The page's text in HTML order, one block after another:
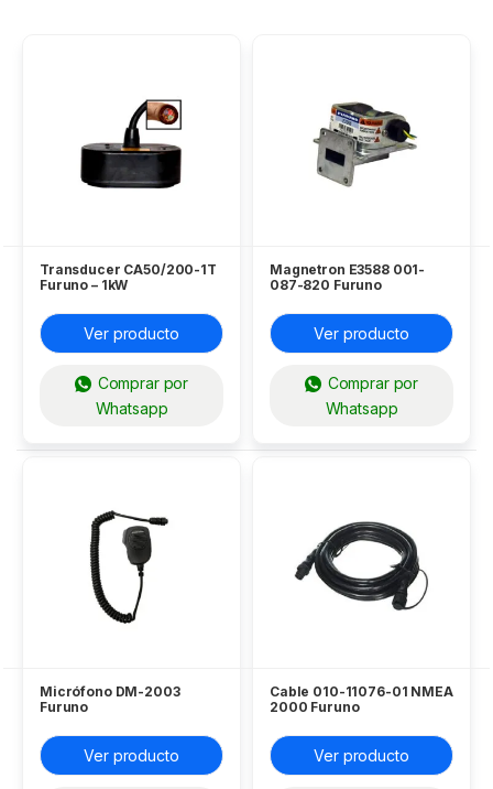
Transducer CA50/200-1T
Furuno – 1kW
Ver producto
Comprar por
Whatsapp
Magnetron E3588 001-
087-820 Furuno
Ver producto
Comprar por
Whatsapp
Micrófono DM-2003
Furuno
Ver producto
Cable 010-11076-01 NMEA
2000 Furuno
Ver producto